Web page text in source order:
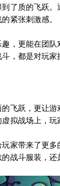
了质的飞跃
紧张刺激感。
，更能在团
，都是对玩
飞跃，更让
拟战场上，
家带来了更
战斗服装，